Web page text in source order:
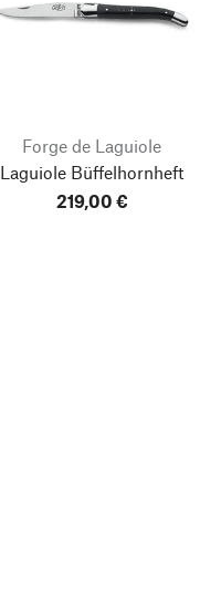
Forge de Laguiole
Laguiole Büffelhornheft
219,00 €